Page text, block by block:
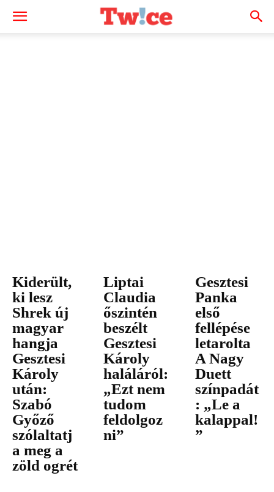
Kiderült,
ki lesz
Shrek új
magyar
hangja
Gesztesi
Károly
után:
Szabó
Győző
szólaltatj
a meg a
zöld ogrét
Liptai
Claudia
őszintén
beszélt
Gesztesi
Károly
haláláról:
„Ezt nem
tudom
feldolgoz
ni”
Gesztesi
Panka
első
fellépése
letarolta
A Nagy
Duett
színpadát
: „Le a
kalappal!
”